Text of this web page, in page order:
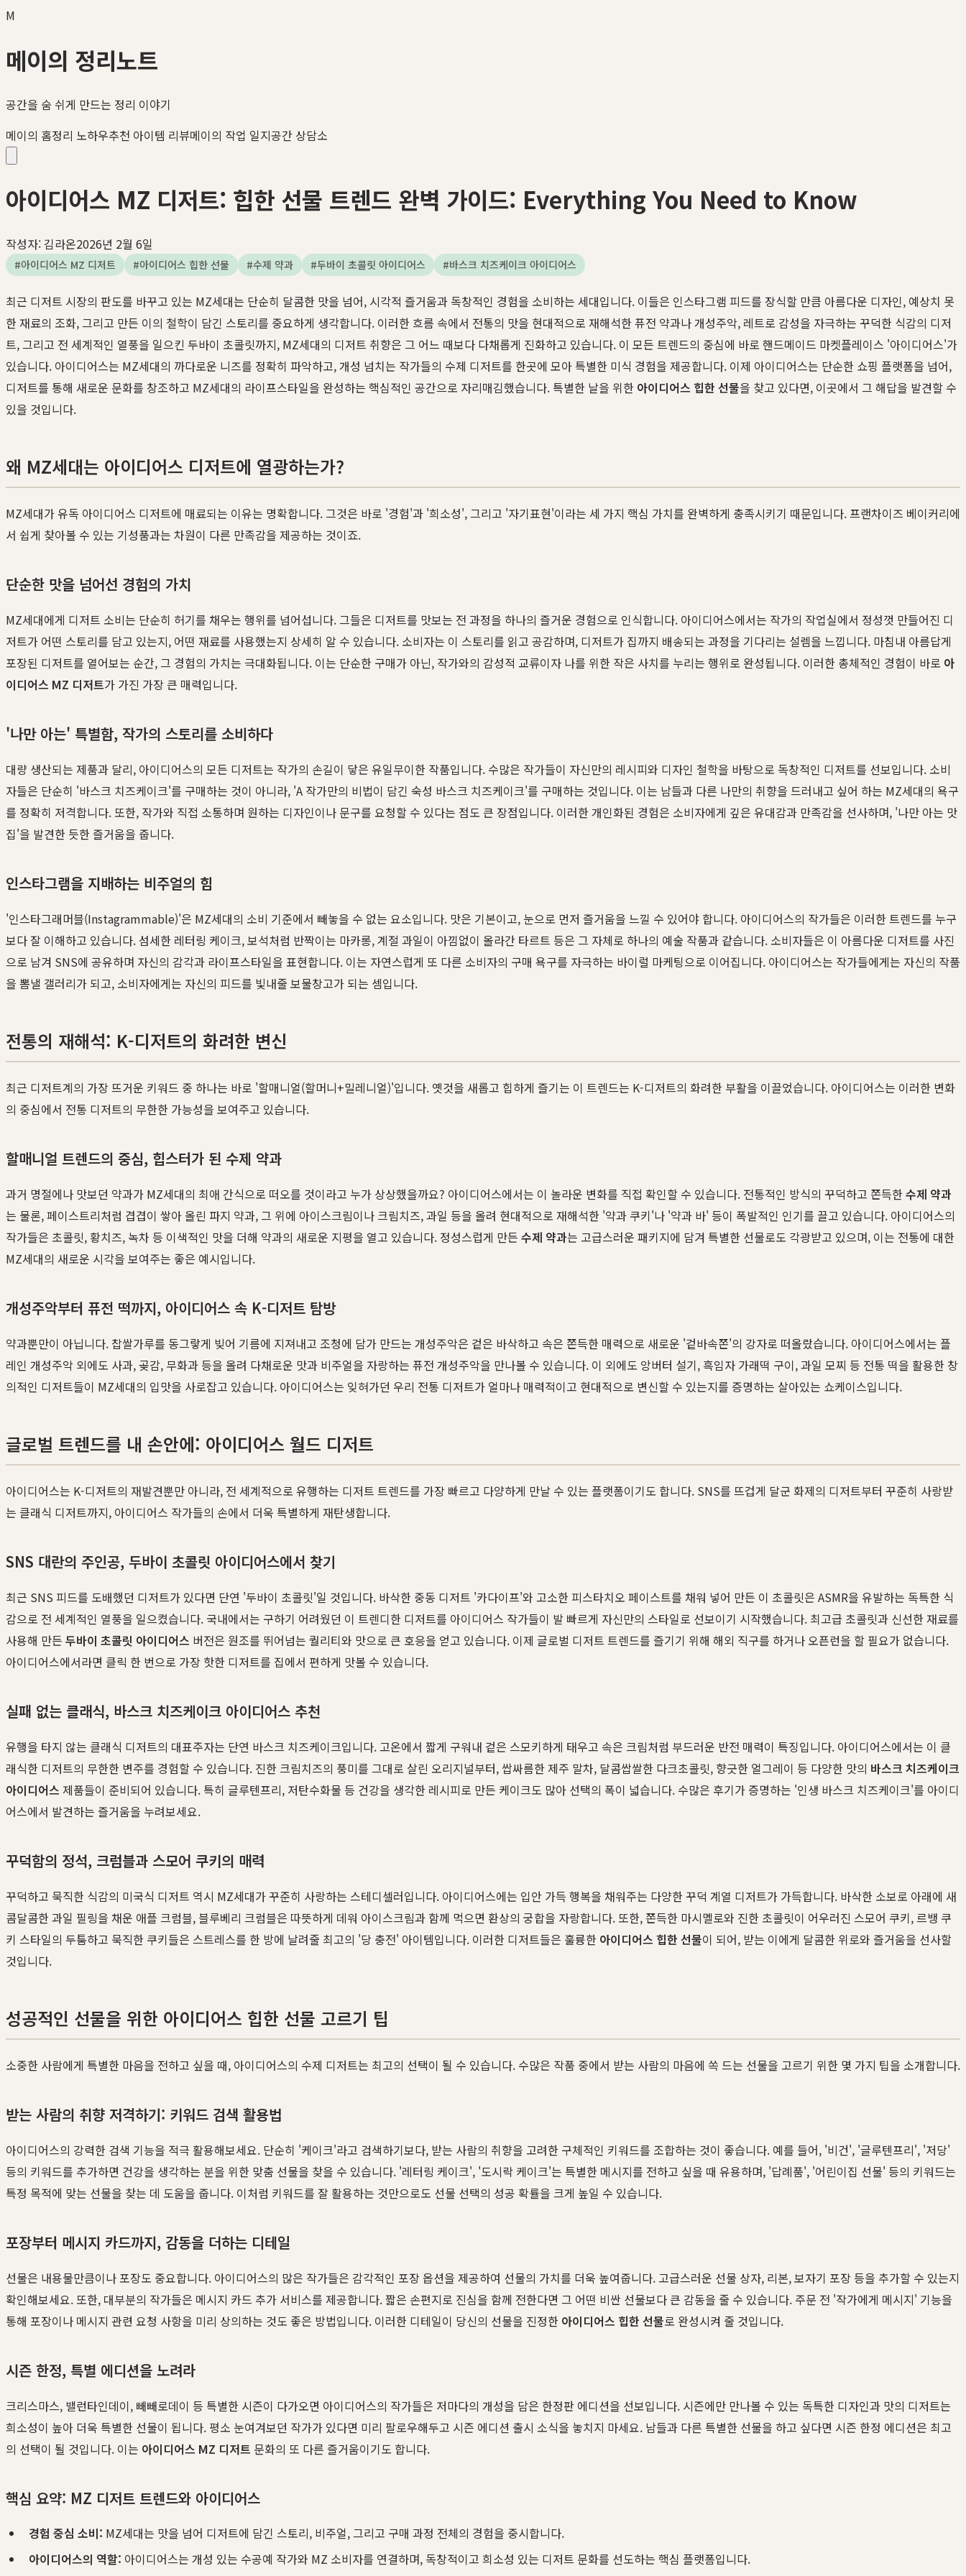
M
메이의 정리노트
공간을 숨 쉬게 만드는 정리 이야기
메이의 홈정리 노하우추천 아이템 리뷰메이의 작업 일지공간 상담소
아이디어스 MZ 디저트: 힙한 선물 트렌드 완벽 가이드: Everything You Need to Know
작성자:김라온2026년 2월 6일
#아이디어스 MZ 디저트 #아이디어스 힙한 선물 #수제 약과 #두바이 초콜릿 아이디어스 #바스크 치즈케이크 아이디어스
최근 디저트 시장의 판도를 바꾸고 있는 MZ세대는 단순히 달콤한 맛을 넘어, 시각적 즐거움과 독창적인 경험을 소비하는 세대입니다. 이들은 인스타그램 피드를 장식할 만큼 아름다운 디자인, 예상치 못
한 재료의 조화, 그리고 만든 이의 철학이 담긴 스토리를 중요하게 생각합니다. 이러한 흐름 속에서 전통의 맛을 현대적으로 재해석한 퓨전 약과나 개성주악, 레트로 감성을 자극하는 꾸덕한 식감의 디저
트, 그리고 전 세계적인 열풍을 일으킨 두바이 초콜릿까지, MZ세대의 디저트 취향은 그 어느 때보다 다채롭게 진화하고 있습니다. 이 모든 트렌드의 중심에 바로 핸드메이드 마켓플레이스 '아이디어스'가
있습니다. 아이디어스는 MZ세대의 까다로운 니즈를 정확히 파악하고, 개성 넘치는 작가들의 수제 디저트를 한곳에 모아 특별한 미식 경험을 제공합니다. 이제 아이디어스는 단순한 쇼핑 플랫폼을 넘어,
디저트를 통해 새로운 문화를 창조하고 MZ세대의 라이프스타일을 완성하는 핵심적인 공간으로 자리매김했습니다. 특별한 날을 위한 아이디어스 힙한 선물을 찾고 있다면, 이곳에서 그 해답을 발견할 수
있을 것입니다.
왜 MZ세대는 아이디어스 디저트에 열광하는가?
MZ세대가 유독 아이디어스 디저트에 매료되는 이유는 명확합니다. 그것은 바로 '경험'과 '희소성', 그리고 '자기표현'이라는 세 가지 핵심 가치를 완벽하게 충족시키기 때문입니다. 프랜차이즈 베이커리에
서 쉽게 찾아볼 수 있는 기성품과는 차원이 다른 만족감을 제공하는 것이죠.
단순한 맛을 넘어선 경험의 가치
MZ세대에게 디저트 소비는 단순히 허기를 채우는 행위를 넘어섭니다. 그들은 디저트를 맛보는 전 과정을 하나의 즐거운 경험으로 인식합니다. 아이디어스에서는 작가의 작업실에서 정성껏 만들어진 디
저트가 어떤 스토리를 담고 있는지, 어떤 재료를 사용했는지 상세히 알 수 있습니다. 소비자는 이 스토리를 읽고 공감하며, 디저트가 집까지 배송되는 과정을 기다리는 설렘을 느낍니다. 마침내 아름답게
포장된 디저트를 열어보는 순간, 그 경험의 가치는 극대화됩니다. 이는 단순한 구매가 아닌, 작가와의 감성적 교류이자 나를 위한 작은 사치를 누리는 행위로 완성됩니다. 이러한 총체적인 경험이 바로 아
이디어스 MZ 디저트가 가진 가장 큰 매력입니다.
'나만 아는' 특별함, 작가의 스토리를 소비하다
대량 생산되는 제품과 달리, 아이디어스의 모든 디저트는 작가의 손길이 닿은 유일무이한 작품입니다. 수많은 작가들이 자신만의 레시피와 디자인 철학을 바탕으로 독창적인 디저트를 선보입니다. 소비
자들은 단순히 '바스크 치즈케이크'를 구매하는 것이 아니라, 'A 작가만의 비법이 담긴 숙성 바스크 치즈케이크'를 구매하는 것입니다. 이는 남들과 다른 나만의 취향을 드러내고 싶어 하는 MZ세대의 욕구
를 정확히 저격합니다. 또한, 작가와 직접 소통하며 원하는 디자인이나 문구를 요청할 수 있다는 점도 큰 장점입니다. 이러한 개인화된 경험은 소비자에게 깊은 유대감과 만족감을 선사하며, '나만 아는 맛
집'을 발견한 듯한 즐거움을 줍니다.
인스타그램을 지배하는 비주얼의 힘
'인스타그래머블(Instagrammable)'은 MZ세대의 소비 기준에서 빼놓을 수 없는 요소입니다. 맛은 기본이고, 눈으로 먼저 즐거움을 느낄 수 있어야 합니다. 아이디어스의 작가들은 이러한 트렌드를 누구
보다 잘 이해하고 있습니다. 섬세한 레터링 케이크, 보석처럼 반짝이는 마카롱, 계절 과일이 아낌없이 올라간 타르트 등은 그 자체로 하나의 예술 작품과 같습니다. 소비자들은 이 아름다운 디저트를 사진
으로 남겨 SNS에 공유하며 자신의 감각과 라이프스타일을 표현합니다. 이는 자연스럽게 또 다른 소비자의 구매 욕구를 자극하는 바이럴 마케팅으로 이어집니다. 아이디어스는 작가들에게는 자신의 작품
을 뽐낼 갤러리가 되고, 소비자에게는 자신의 피드를 빛내줄 보물창고가 되는 셈입니다.
전통의 재해석: K-디저트의 화려한 변신
최근 디저트계의 가장 뜨거운 키워드 중 하나는 바로 '할매니얼(할머니+밀레니얼)'입니다. 옛것을 새롭고 힙하게 즐기는 이 트렌드는 K-디저트의 화려한 부활을 이끌었습니다. 아이디어스는 이러한 변화
의 중심에서 전통 디저트의 무한한 가능성을 보여주고 있습니다.
할매니얼 트렌드의 중심, 힙스터가 된 수제 약과
과거 명절에나 맛보던 약과가 MZ세대의 최애 간식으로 떠오를 것이라고 누가 상상했을까요? 아이디어스에서는 이 놀라운 변화를 직접 확인할 수 있습니다. 전통적인 방식의 꾸덕하고 쫀득한수제 약과
는 물론, 페이스트리처럼 겹겹이 쌓아 올린 파지 약과, 그 위에 아이스크림이나 크림치즈, 과일 등을 올려 현대적으로 재해석한 '약과 쿠키'나 '약과 바' 등이 폭발적인 인기를 끌고 있습니다. 아이디어스의
작가들은 초콜릿, 황치즈, 녹차 등 이색적인 맛을 더해 약과의 새로운 지평을 열고 있습니다. 정성스럽게 만든 수제 약과는 고급스러운 패키지에 담겨 특별한 선물로도 각광받고 있으며, 이는 전통에 대한
MZ세대의 새로운 시각을 보여주는 좋은 예시입니다.
개성주악부터 퓨전 떡까지, 아이디어스 속 K-디저트 탐방
약과뿐만이 아닙니다. 찹쌀가루를 동그랗게 빚어 기름에 지져내고 조청에 담가 만드는 개성주악은 겉은 바삭하고 속은 쫀득한 매력으로 새로운 '겉바속쫀'의 강자로 떠올랐습니다. 아이디어스에서는 플
레인 개성주악 외에도 사과, 곶감, 무화과 등을 올려 다채로운 맛과 비주얼을 자랑하는 퓨전 개성주악을 만나볼 수 있습니다. 이 외에도 앙버터 설기, 흑임자 가래떡 구이, 과일 모찌 등 전통 떡을 활용한 창
의적인 디저트들이 MZ세대의 입맛을 사로잡고 있습니다. 아이디어스는 잊혀가던 우리 전통 디저트가 얼마나 매력적이고 현대적으로 변신할 수 있는지를 증명하는 살아있는 쇼케이스입니다.
글로벌 트렌드를 내 손안에: 아이디어스 월드 디저트
아이디어스는 K-디저트의 재발견뿐만 아니라, 전 세계적으로 유행하는 디저트 트렌드를 가장 빠르고 다양하게 만날 수 있는 플랫폼이기도 합니다. SNS를 뜨겁게 달군 화제의 디저트부터 꾸준히 사랑받
는 클래식 디저트까지, 아이디어스 작가들의 손에서 더욱 특별하게 재탄생합니다.
SNS 대란의 주인공, 두바이 초콜릿 아이디어스에서 찾기
최근 SNS 피드를 도배했던 디저트가 있다면 단연 '두바이 초콜릿'일 것입니다. 바삭한 중동 디저트 '카다이프'와 고소한 피스타치오 페이스트를 채워 넣어 만든 이 초콜릿은 ASMR을 유발하는 독특한 식
감으로 전 세계적인 열풍을 일으켰습니다. 국내에서는 구하기 어려웠던 이 트렌디한 디저트를 아이디어스 작가들이 발 빠르게 자신만의 스타일로 선보이기 시작했습니다. 최고급 초콜릿과 신선한 재료를
사용해 만든 두바이 초콜릿 아이디어스 버전은 원조를 뛰어넘는 퀄리티와 맛으로 큰 호응을 얻고 있습니다. 이제 글로벌 디저트 트렌드를 즐기기 위해 해외 직구를 하거나 오픈런을 할 필요가 없습니다.
아이디어스에서라면 클릭 한 번으로 가장 핫한 디저트를 집에서 편하게 맛볼 수 있습니다.
실패 없는 클래식, 바스크 치즈케이크 아이디어스 추천
유행을 타지 않는 클래식 디저트의 대표주자는 단연 바스크 치즈케이크입니다. 고온에서 짧게 구워내 겉은 스모키하게 태우고 속은 크림처럼 부드러운 반전 매력이 특징입니다. 아이디어스에서는 이 클
래식한 디저트의 무한한 변주를 경험할 수 있습니다. 진한 크림치즈의 풍미를 그대로 살린 오리지널부터, 쌉싸름한 제주 말차, 달콤쌉쌀한 다크초콜릿, 향긋한 얼그레이 등 다양한 맛의 바스크 치즈케이크
아이디어스 제품들이 준비되어 있습니다. 특히 글루텐프리, 저탄수화물 등 건강을 생각한 레시피로 만든 케이크도 많아 선택의 폭이 넓습니다. 수많은 후기가 증명하는 '인생 바스크 치즈케이크'를 아이디
어스에서 발견하는 즐거움을 누려보세요.
꾸덕함의 정석, 크럼블과 스모어 쿠키의 매력
꾸덕하고 묵직한 식감의 미국식 디저트 역시 MZ세대가 꾸준히 사랑하는 스테디셀러입니다. 아이디어스에는 입안 가득 행복을 채워주는 다양한 꾸덕 계열 디저트가 가득합니다. 바삭한 소보로 아래에 새
콤달콤한 과일 필링을 채운 애플 크럼블, 블루베리 크럼블은 따뜻하게 데워 아이스크림과 함께 먹으면 환상의 궁합을 자랑합니다. 또한, 쫀득한 마시멜로와 진한 초콜릿이 어우러진 스모어 쿠키, 르뱅 쿠
키 스타일의 두툼하고 묵직한 쿠키들은 스트레스를 한 방에 날려줄 최고의 '당 충전' 아이템입니다. 이러한 디저트들은 훌륭한 아이디어스 힙한 선물이 되어, 받는 이에게 달콤한 위로와 즐거움을 선사할
것입니다.
성공적인 선물을 위한 아이디어스 힙한 선물 고르기 팁
소중한 사람에게 특별한 마음을 전하고 싶을 때, 아이디어스의 수제 디저트는 최고의 선택이 될 수 있습니다. 수많은 작품 중에서 받는 사람의 마음에 쏙 드는 선물을 고르기 위한 몇 가지 팁을 소개합니다.
받는 사람의 취향 저격하기: 키워드 검색 활용법
아이디어스의 강력한 검색 기능을 적극 활용해보세요. 단순히 '케이크'라고 검색하기보다, 받는 사람의 취향을 고려한 구체적인 키워드를 조합하는 것이 좋습니다. 예를 들어, '비건', '글루텐프리', '저당'
등의 키워드를 추가하면 건강을 생각하는 분을 위한 맞춤 선물을 찾을 수 있습니다. '레터링 케이크', '도시락 케이크'는 특별한 메시지를 전하고 싶을 때 유용하며, '답례품', '어린이집 선물' 등의 키워드는
특정 목적에 맞는 선물을 찾는 데 도움을 줍니다. 이처럼 키워드를 잘 활용하는 것만으로도 선물 선택의 성공 확률을 크게 높일 수 있습니다.
포장부터 메시지 카드까지, 감동을 더하는 디테일
선물은 내용물만큼이나 포장도 중요합니다. 아이디어스의 많은 작가들은 감각적인 포장 옵션을 제공하여 선물의 가치를 더욱 높여줍니다. 고급스러운 선물 상자, 리본, 보자기 포장 등을 추가할 수 있는지
확인해보세요. 또한, 대부분의 작가들은 메시지 카드 추가 서비스를 제공합니다. 짧은 손편지로 진심을 함께 전한다면 그 어떤 비싼 선물보다 큰 감동을 줄 수 있습니다. 주문 전 '작가에게 메시지' 기능을
통해 포장이나 메시지 관련 요청 사항을 미리 상의하는 것도 좋은 방법입니다. 이러한 디테일이 당신의 선물을 진정한 아이디어스 힙한 선물로 완성시켜 줄 것입니다.
시즌 한정, 특별 에디션을 노려라
크리스마스, 밸런타인데이, 빼빼로데이 등 특별한 시즌이 다가오면 아이디어스의 작가들은 저마다의 개성을 담은 한정판 에디션을 선보입니다. 시즌에만 만나볼 수 있는 독특한 디자인과 맛의 디저트는
희소성이 높아 더욱 특별한 선물이 됩니다. 평소 눈여겨보던 작가가 있다면 미리 팔로우해두고 시즌 에디션 출시 소식을 놓치지 마세요. 남들과 다른 특별한 선물을 하고 싶다면 시즌 한정 에디션은 최고
의 선택이 될 것입니다. 이는 아이디어스 MZ 디저트 문화의 또 다른 즐거움이기도 합니다.
핵심 요약: MZ 디저트 트렌드와 아이디어스
경험 중심 소비: MZ세대는 맛을 넘어 디저트에 담긴 스토리, 비주얼, 그리고 구매 과정 전체의 경험을 중시합니다.
아이디어스의 역할: 아이디어스는 개성 있는 수공예 작가와 MZ 소비자를 연결하며, 독창적이고 희소성 있는 디저트 문화를 선도하는 핵심 플랫폼입니다.